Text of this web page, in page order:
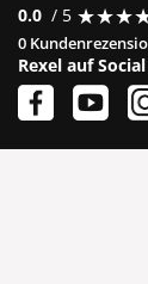
0.0 / 5 ★★★
★★★
0
Rexel auf